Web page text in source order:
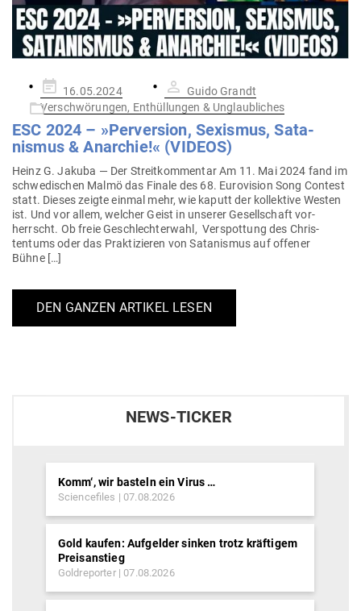
Gepostet
am
16.05.2024
Guido Grandt
Verschwörungen, Enthüllungen & Unglaubliches
ESC 2024 – »Per­version, Sexismus, Sata­
nismus & Anarchie!« (VIDEOS)
Heinz G. Jakuba — Der Streit­kom­mentar Am 11. Mai 2024 fand im
schwe­di­schen Malmö das Finale des 68. Euro­vision Song Contest
statt. Dieses zeigte einmal mehr, wie kaputt der kol­lektive Westen
ist. Und vor allem, welcher Geist in unserer Gesell­schaft vor­
herrscht. Ob freie Geschlech­terwahl, Ver­spottung des Chris­
tentums oder das Prak­ti­zieren von Sata­nismus auf offener
Bühne […]
DEN GANZEN ARTIKEL LESEN
NEWS-TICKER
Komm‘, wir basteln ein Virus …
Sciencefiles 07.08.2026
Gold kaufen: Aufgelder sinken trotz kräftigem
Preisanstieg
Goldreporter 07.08.2026